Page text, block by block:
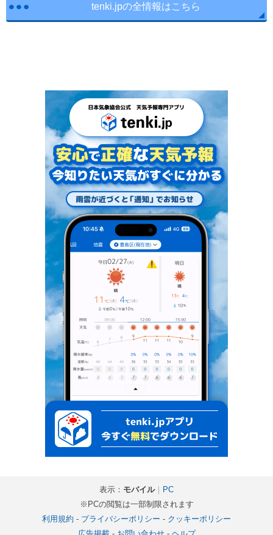
tenki.jpの全情報はこちら
表示： モバイル｜ PC
※PCの閲覧は一部制限されます
利用規約 - プライバシーポリシー - クッキーポリシー